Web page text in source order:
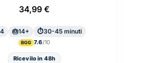
34,99 €
14+ 30-45 minuti
BGG 7.6
Ricevilo in 48h